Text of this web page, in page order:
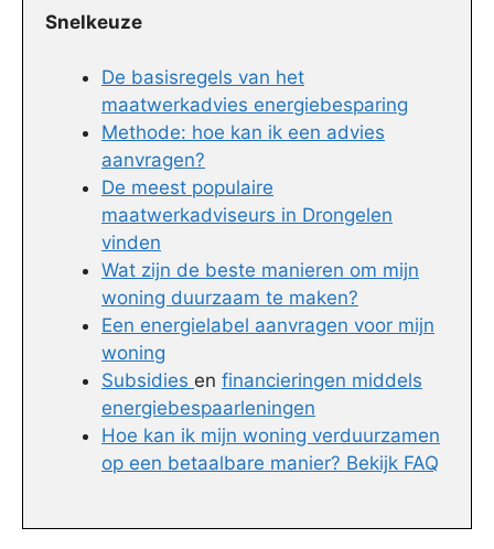
Snelkeuze
De basisregels van het
maatwerkadvies energiebesparing
Methode: hoe kan ik een advies
aanvragen?
De meest populaire
maatwerkadviseurs in Drongelen
vinden
Wat zijn de beste manieren om mijn
woning duurzaam te maken?
Een energielabel aanvragen voor mijn
woning
Subsidies en financieringen middels
energiebespaarleningen
Hoe kan ik mijn woning verduurzamen
op een betaalbare manier? Bekijk FAQ